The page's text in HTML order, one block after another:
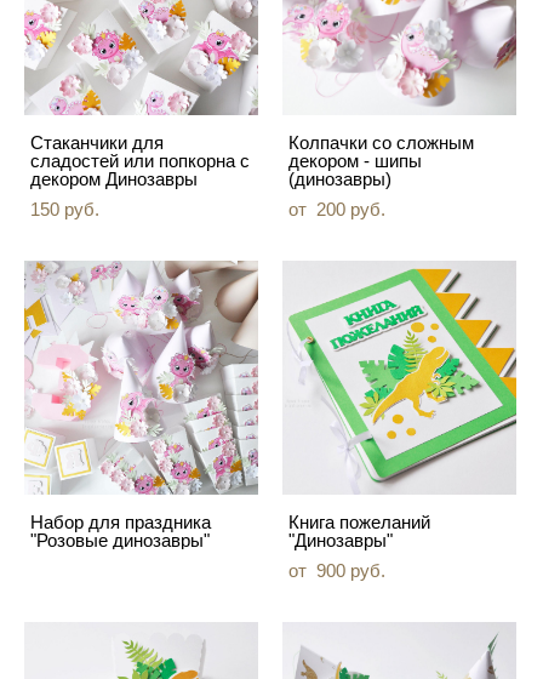
Стаканчики для
сладостей или попкорна с
декором Динозавры
150 pуб.
Колпачки со сложным
декором - шипы
(динозавры)
от 200 pуб.
Набор для праздника
"Розовые динозавры"
Книга пожеланий
"Динозавры"
от 900 pуб.